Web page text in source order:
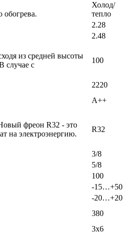
Холод/
тепло
2.28
2.48
из средней высоты
случае с
100
2220
A++
фреон R32 - это
на электроэнергию.
R32
3/8
5/8
100
-15…+50
-20…+20
380
3x6